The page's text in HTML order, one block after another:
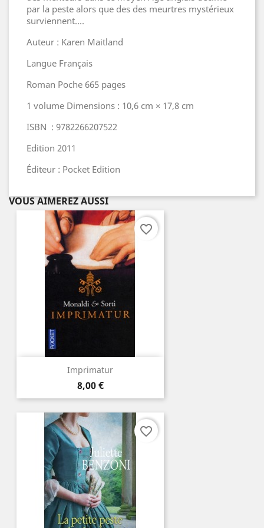
par la peste alors que des des meurtres mystérieux
surviennent....
Auteur : Karen Maitland
Langue Français
Roman Poche 665 pages
1 volume Dimensions : 10,6 cm × 17,8 cm
ISBN : 9782266207522
Edition 2011
Éditeur : Pocket Edition
VOUS AIMEREZ AUSSI
Imprimatur
Prix
8,00 €
favorite_border
favorite_border